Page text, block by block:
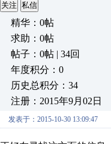
关注 私信
精华：0帖
求助：0帖
帖子：0帖 | 34回
年度积分：0
历史总积分：34
注册：2015年9月02日
发表于：2015-10-30 13:09:47